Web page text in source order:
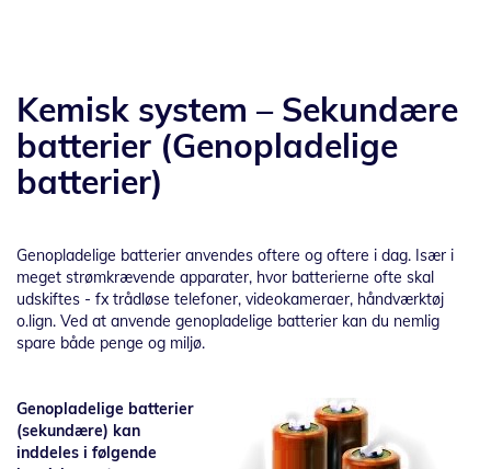
Kemisk system – Sekundære
batterier (Genopladelige
batterier)
Genopladelige batterier anvendes oftere og oftere i dag. Især i
meget strømkrævende apparater, hvor batterierne ofte skal
udskiftes - fx trådløse telefoner, videokameraer, håndværktøj
o.lign. Ved at anvende genopladelige batterier kan du nemlig
spare både penge og miljø.
Genopladelige batterier
(sekundære) kan
inddeles i følgende